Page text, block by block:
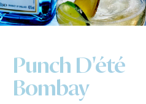
Punch D'été
Bombay